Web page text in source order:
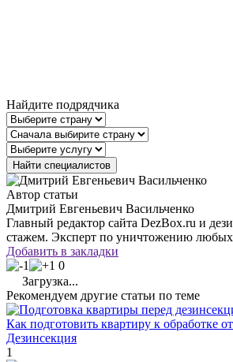
Найдите подрядчика
Автор статьи
Дмитрий Евгеньевич Васильченко
Главный редактор сайта DezBox.ru и
стажем. Эксперт по уничтожению
Добавить в закладки
0
Загрузка...
Рекомендуем другие статьи по теме
Как подготовить квартиру к обработке
Дезинсекция
1